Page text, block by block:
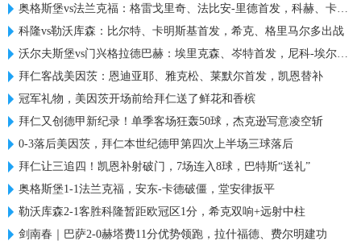
奥格斯堡vs法兰克福：格雷戈里奇、法比安-里德首发，科赫、卡利穆恩多出战
科隆vs勒沃库森：比尔特、卡明斯基首发，希克、格里马尔多出战
沃尔夫斯堡vs门兴格拉德巴赫：埃里克森、岑特首发，尼科-埃尔维迪、奥诺拉出战
拜仁客战美因茨：恩迪亚耶、雅克松、莱默尔首发，凯恩替补
冠军礼物，美因茨开场前给拜仁送了鲜花和香槟
拜仁又创德甲新纪录！单季客场狂轰50球，杰克逊写意凌空斩
0-3落后美因茨，拜仁本世纪德甲第四次上半场三球落后
拜仁让三追四！凯恩补射破门，7场连入8球，巴特斯“送礼”
奥格斯堡1-1法兰克福，安东-卡德破僵，堂安律扳平
勒沃库森2-1客胜科隆暂距欧冠区1分，希克双响+远射中柱
剑南春｜巴萨2-0赫塔费11分优势领跑，拉什福德、费尔明建功